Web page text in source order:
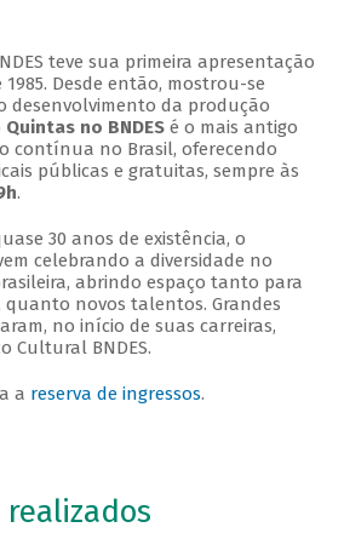
teve sua primeira apresentação
Desde então, mostrou-se
desenvolvimento da produção
Quintas no BNDESé o mais antigo
contínua no Brasil, oferecendo
públicas e gratuitas, sempre às
.
30 anos de existência, o
celebrando a diversidade no
abrindo espaço tanto para
novos talentos. Grandes
no início de suas carreiras,
Cultural BNDES.
a reserva de ingressos.
realizados